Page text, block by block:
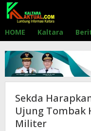
Lewati
konten
HOME Kaltara
Sekda
Ujung Tombak
Militer